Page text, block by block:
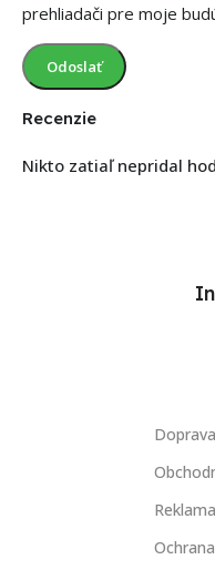
Recenzie
Nikto zatiaľ nepridal
prehliadači pre moje